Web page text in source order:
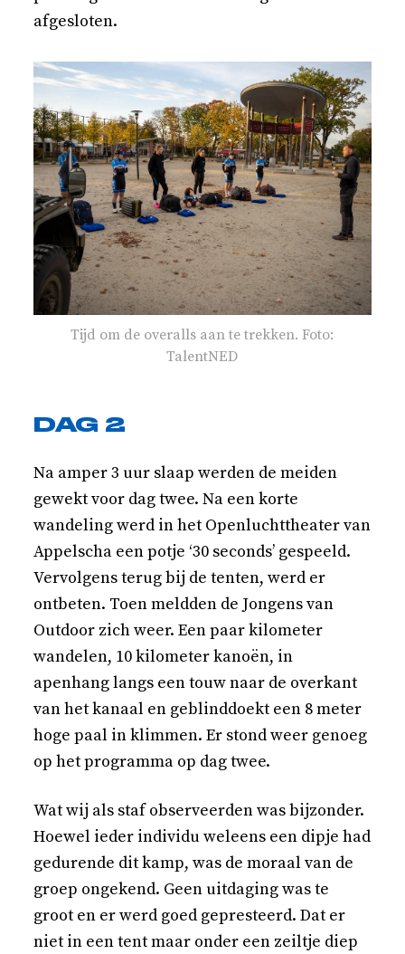
afgesloten.
Tijd om de overalls aan te trekken. Foto:
TalentNED
DAG 2
Na amper 3 uur slaap werden de meiden
gewekt voor dag twee. Na een korte
wandeling werd in het Openluchttheater van
Appelscha een potje ‘30 seconds’ gespeeld.
Vervolgens terug bij de tenten, werd er
ontbeten. Toen meldden de Jongens van
Outdoor zich weer. Een paar kilometer
wandelen, 10 kilometer kanoën, in
apenhang langs een touw naar de overkant
van het kanaal en geblinddoekt een 8 meter
hoge paal in klimmen. Er stond weer genoeg
op het programma op dag twee.
Wat wij als staf observeerden was bijzonder.
Hoewel ieder individu weleens een dipje had
gedurende dit kamp, was de moraal van de
groep ongekend. Geen uitdaging was te
groot en er werd goed gepresteerd. Dat er
niet in een tent maar onder een zeiltje diep